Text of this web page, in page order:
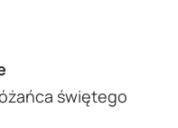
świętego